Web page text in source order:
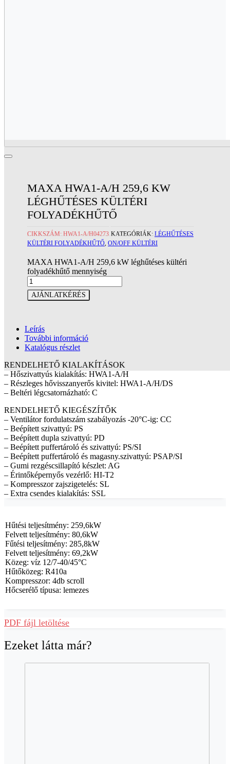
MAXA HWA1-A/H 259,6 KW
LÉGHŰTÉSES KÜLTÉRI
FOLYADÉKHŰTŐ
CIKKSZÁM:HWA1-A/H04273 KATEGÓRIÁK:LÉGHŰTÉSES
KÜLTÉRI FOLYADÉKHŰTŐ, ON/OFF KÜLTÉRI
MAXA HWA1-A/H 259,6 kW léghűtéses kültéri
folyadékhűtő mennyiség
AJÁNLATKÉRÉS
Leírás
További információ
Katalógus részlet
RENDELHETŐ KIALAKÍTÁSOK
– Hőszivattyús kialakítás: HWA1-A/H
– Részleges hővisszanyerős kivitel: HWA1-A/H/DS
– Beltéri légcsatornázható: C
RENDELHETŐ KIEGÉSZÍTŐK
– Ventilátor fordulatszám szabályozás -20°C-ig: CC
– Beépített szivattyú: PS
– Beépített dupla szivattyú: PD
– Beépített puffertároló és szivattyú: PS/SI
– Beépített puffertároló és magasny.szivattyú: PSAP/SI
– Gumi rezgéscsillapító készlet: AG
– Érintőképernyős vezérlő: HI-T2
– Kompresszor zajszigetelés: SL
– Extra csendes kialakítás: SSL
Hűtési teljesítmény: 259,6kW
Felvett teljesítmény: 80,6kW
Fűtési teljesítmény: 285,8kW
Felvett teljesítmény: 69,2kW
Közeg: víz 12/7-40/45°C
Hűtőközeg: R410a
Kompresszor: 4db scroll
Hőcserélő típusa: lemezes
PDF fájl letöltése
Ezeket látta már?